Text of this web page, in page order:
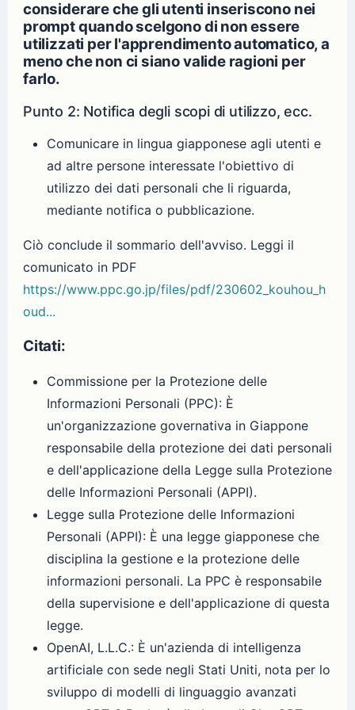
considerare che gli utenti inseriscono nei
prompt quando scelgono di non essere
utilizzati per l'apprendimento automatico, a
meno che non ci siano valide ragioni per
farlo.
Punto 2: Notifica degli scopi di utilizzo, ecc.
Comunicare in lingua giapponese agli utenti e
ad altre persone interessate l'obiettivo di
utilizzo dei dati personali che li riguarda,
mediante notifica o pubblicazione.
Ciò conclude il sommario dell'avviso. Leggi il
comunicato in PDF
https://www.ppc.go.jp/files/pdf/230602_kouhou_h
oud...
Citati:
Commissione per la Protezione delle
Informazioni Personali (PPC): È
un'organizzazione governativa in Giappone
responsabile della protezione dei dati personali
e dell'applicazione della Legge sulla Protezione
delle Informazioni Personali (APPI).
Legge sulla Protezione delle Informazioni
Personali (APPI): È una legge giapponese che
disciplina la gestione e la protezione delle
informazioni personali. La PPC è responsabile
della supervisione e dell'applicazione di questa
legge.
OpenAI, L.L.C.: È un'azienda di intelligenza
artificiale con sede negli Stati Uniti, nota per lo
sviluppo di modelli di linguaggio avanzati